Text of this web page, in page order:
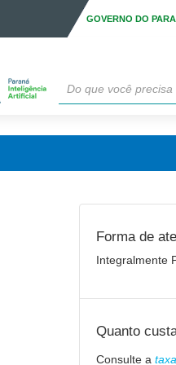
GOVERNO DO
Forma de
Integralmente
Quanto
Consulte a taxa